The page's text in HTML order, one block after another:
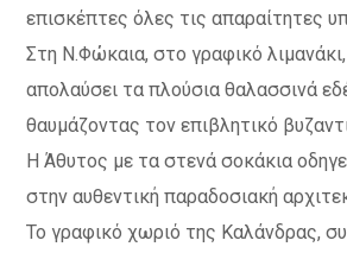
επισκέπτες όλες τις απαραίτητες
Στη Ν.Φώκαια, στο γραφικό
απολαύσει τα πλούσια θαλασσινά
θαυμάζοντας τον επιβλητικό
Η Άθυτος με τα στενά σοκάκια
στην αυθεντική παραδοσιακή
Το γραφικό χωριό της Καλάνδρας,